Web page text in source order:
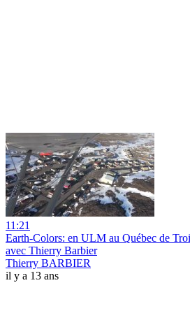
11:21
Earth-Colors: en ULM au Québec de
avec Thierry Barbier
Thierry BARBIER
il y a 13 ans